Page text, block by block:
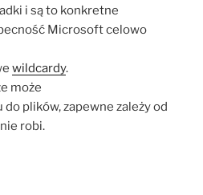
i są to konkretne
Microsoft celowo
wildcardy.
może
plików, zapewne zależy od
robi.